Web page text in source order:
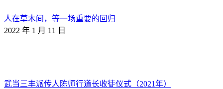
人在草木间，等一场重要的回归
2022 年 1 月 11 日
武当三丰派传人陈师行道长收徒仪式（2021年）